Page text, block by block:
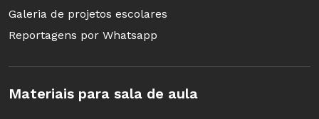
6ª etapa
Sugira aos alunos um festival de beisebol, onde
todos participariam da criação e execução de
todo o processo. Com base nas regras oficiais
Galeria de projetos escolares
Reportagens por Whatsapp
Materiais para sala de aula